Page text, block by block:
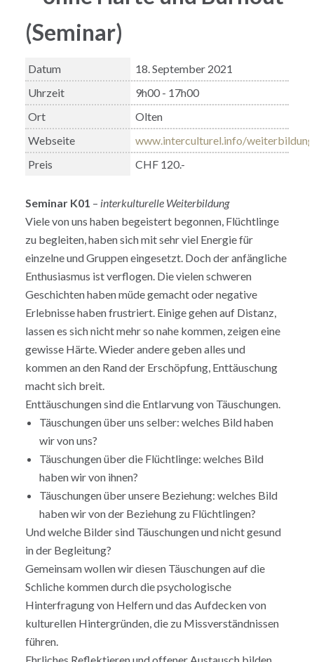
(Seminar)
Datum
18. September 2021
Uhrzeit
9h00 - 17h00
Ort
Olten
Webseite
www.interculturel.info/weiterbildung
Preis
CHF 120.-
Seminar K01 – interkulturelle Weiterbildung
Viele von uns haben begeistert begonnen, Flüchtlinge
zu begleiten, haben sich mit sehr viel Energie für
einzelne und Gruppen eingesetzt. Doch der anfängliche
Enthusiasmus ist verflogen. Die vielen schweren
Geschichten haben müde gemacht oder negative
Erlebnisse haben frustriert. Einige gehen auf Distanz,
lassen es sich nicht mehr so nahe kommen, zeigen eine
gewisse Härte. Wieder andere geben alles und
kommen an den Rand der Erschöpfung, Enttäuschung
macht sich breit.
Enttäuschungen sind die Entlarvung von Täuschungen.
Täuschungen über uns selber: welches Bild haben
wir von uns?
Täuschungen über die Flüchtlinge: welches Bild
haben wir von ihnen?
Täuschungen über unsere Beziehung: welches Bild
haben wir von der Beziehung zu Flüchtlingen?
Und welche Bilder sind Täuschungen und nicht gesund
in der Begleitung?
Gemeinsam wollen wir diesen Täuschungen auf die
Schliche kommen durch die psychologische
Hinterfragung von Helfern und das Aufdecken von
kulturellen Hintergründen, die zu Missverständ­nissen
führen.